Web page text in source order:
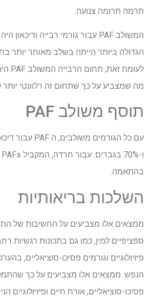
תרמה תרומה צנועה.
המשולב PAF
הגדולה ביותר הייתה בשלב מאוחר יותר
לעומת זאת, תחום הרבייה המשולב PAF
מה שמצביע על כך שתחום זה רלוונטי
תוסף משולב PAF
עם כל הגורמים משולבים, ה PAF
ו-70% בגברים. עבור חרדה, המקביל
PAFs
בהתאמה.
השלכות בריאותיות
ממצאים אלו מצביעים על החשיבות של
ספציפיים למין, כמו גם בתכונות רגשיות
פיזיולוגיים וגורמים פסיכו-סוציאליים,
הנפש. ממצאים אלו מצביעים על כך
פסיכו-סוציאליים, אורח חיים ופיזיולוגיים